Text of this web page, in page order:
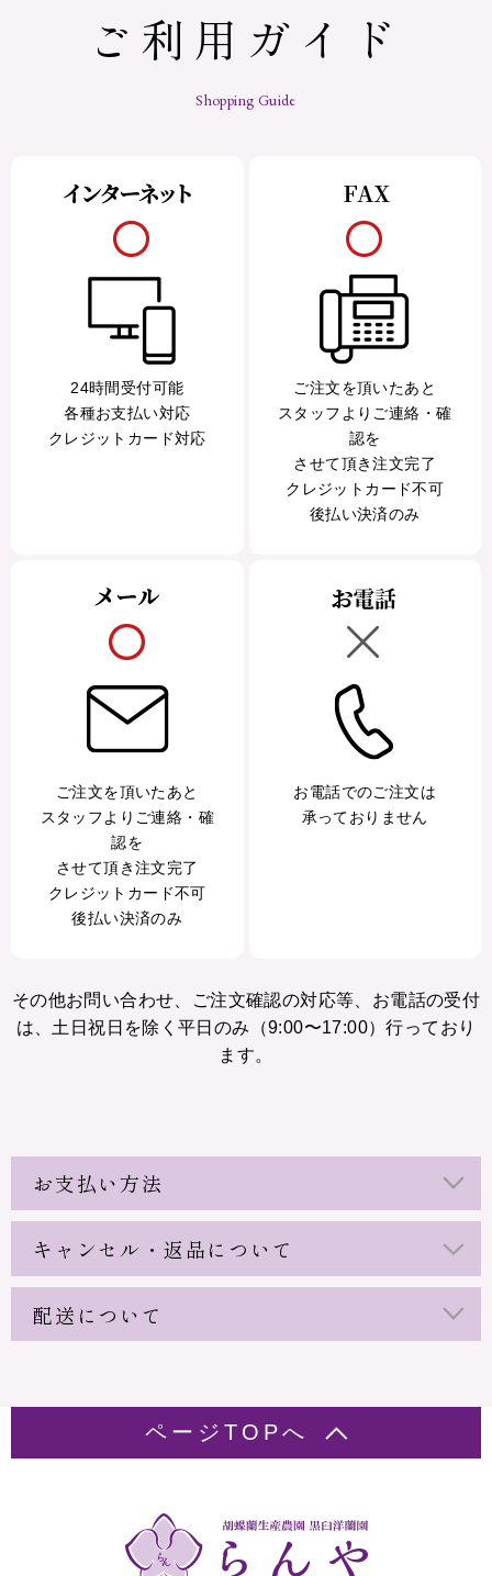
ご利用ガイド
Shopping Guide
24時間受付可能
各種お支払い対応
クレジットカード対応
ご注文を頂いたあと
スタッフよりご連絡・確
認を
させて頂き注文完了
クレジットカード不可
後払い決済のみ
ご注文を頂いたあと
スタッフよりご連絡・確
認を
させて頂き注文完了
クレジットカード不可
後払い決済のみ
お電話でのご注文は
承っておりません
その他お問い合わせ、ご注文確認の対応等、お電話の受付
は、土日祝日を除く平日のみ（9:00〜17:00）行っており
ます。
お支払い方法
キャンセル・返品について
配送について
ページTOPへ